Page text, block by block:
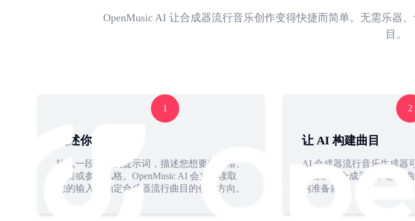
OpenMusic AI 让合成器流行音乐创作变得快捷而简单。无需乐器
目。
1
描述你的声音
输入一段简短的提示词，描述您想要的情绪、
节奏或参考风格。OpenMusic AI 会立即读取
您的输入并确定合成器流行曲目的创作方向。
2
让 AI 构建曲目
AI 合成器流行音乐生成器
低音线和合成器层。您的
内准备就绪。